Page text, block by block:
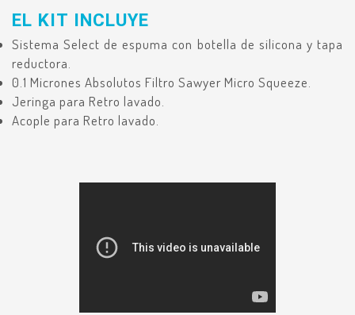
EL KIT INCLUYE
Sistema Select de espuma con botella de silicona y tapa
reductora.
0.1 Micrones Absolutos Filtro Sawyer Micro Squeeze.
Jeringa para Retro lavado.
Acople para Retro lavado.